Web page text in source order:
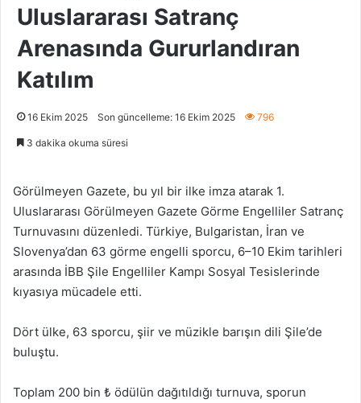
Uluslararası Satranç
Arenasında Gururlandıran
Katılım
16 Ekim 2025 Son güncelleme: 16 Ekim 2025 796
3 dakika okuma süresi
Görülmeyen Gazete, bu yıl bir ilke imza atarak 1.
Uluslararası Görülmeyen Gazete Görme Engelliler Satranç
Turnuvasını düzenledi. Türkiye, Bulgaristan, İran ve
Slovenya’dan 63 görme engelli sporcu, 6–10 Ekim tarihleri
arasında İBB Şile Engelliler Kampı Sosyal Tesislerinde
kıyasıya mücadele etti.
Dört ülke, 63 sporcu, şiir ve müzikle barışın dili Şile’de
buluştu.
Toplam 200 bin ₺ ödülün dağıtıldığı turnuva, sporun